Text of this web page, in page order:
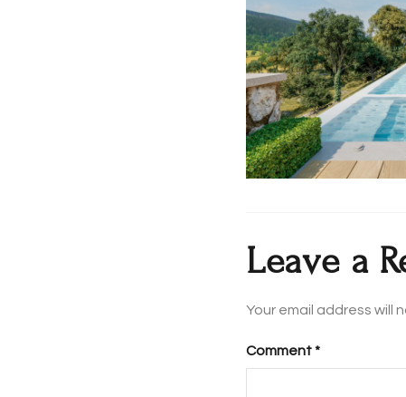
Leave a
Your email address will
Comment*